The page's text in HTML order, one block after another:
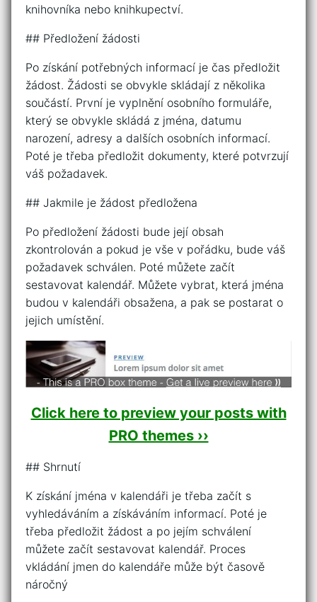
knihovníka nebo knihkupectví.
## Předložení žádosti
Po získání potřebných informací je čas předložit
žádost. Žádosti se obvykle skládají z několika
součástí. První je vyplnění osobního formuláře,
který se obvykle skládá z jména, datumu
narození, adresy a dalších osobních informací.
Poté je třeba předložit dokumenty, které potvrzují
váš požadavek.
## Jakmile je žádost předložena
Po předložení žádosti bude její obsah
zkontrolován a pokud je vše v pořádku, bude váš
požadavek schválen. Poté můžete začít
sestavovat kalendář. Můžete vybrat, která jména
budou v kalendáři obsažena, a pak se postarat o
jejich umístění.
Click here to preview your posts with
PRO themes ››
## Shrnutí
K získání jména v kalendáři je třeba začít s
vyhledáváním a získáváním informací. Poté je
třeba předložit žádost a po jejím schválení
můžete začít sestavovat kalendář. Proces
vkládání jmen do kalendáře může být časově
náročný